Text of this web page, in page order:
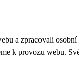
a zpracovali
k provozu webu.